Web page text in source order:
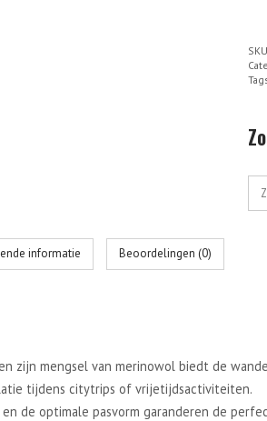
Zoek
informatie Beoordelingen (0)
zijn mengsel van merinowol biedt de
tijdens citytrips of vrijetijdsactiviteiten.
de optimale pasvorm garanderen de